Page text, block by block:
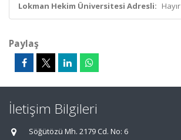
Lokman Hekim Üniversitesi Adresli: Hayır
Paylaş
İletişim Bilgileri
Söğütözü Mh. 2179 Cd. No: 6